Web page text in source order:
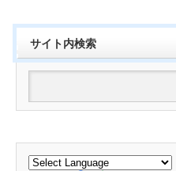
サイト内検索